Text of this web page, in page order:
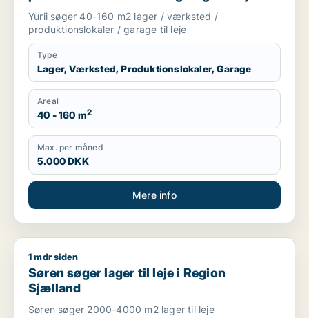
Region Sjælland
Yurii søger 40-160 m2 lager / værksted /
produktionslokaler / garage til leje
Type
Lager, Værksted, Produktionslokaler, Garage
Areal
40 - 160 m2
Max. per måned
5.000 DKK
Mere info
Søren søger lager til leje i Region Sjælland
1 mdr siden
Søren søger lager til leje i Region
Sjælland
Søren søger 2000-4000 m2 lager til leje